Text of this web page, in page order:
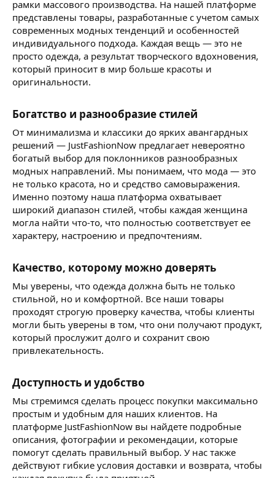
рамки массового производства. На нашей платформе
представлены товары, разработанные с учетом самых
современных модных тенденций и особенностей
индивидуального подхода. Каждая вещь — это не
просто одежда, а результат творческого вдохновения,
который приносит в мир больше красоты и
оригинальности.
Богатство и разнообразие стилей
От минимализма и классики до ярких авангардных
решений — JustFashionNow предлагает невероятно
богатый выбор для поклонников разнообразных
модных направлений. Мы понимаем, что мода — это
не только красота, но и средство самовыражения.
Именно поэтому наша платформа охватывает
широкий диапазон стилей, чтобы каждая женщина
могла найти что-то, что полностью соответствует ее
характеру, настроению и предпочтениям.
Качество, которому можно доверять
Мы уверены, что одежда должна быть не только
стильной, но и комфортной. Все наши товары
проходят строгую проверку качества, чтобы клиенты
могли быть уверены в том, что они получают продукт,
который прослужит долго и сохранит свою
привлекательность.
Доступность и удобство
Мы стремимся сделать процесс покупки максимально
простым и удобным для наших клиентов. На
платформе JustFashionNow вы найдете подробные
описания, фотографии и рекомендации, которые
помогут сделать правильный выбор. У нас также
действуют гибкие условия доставки и возврата, чтобы